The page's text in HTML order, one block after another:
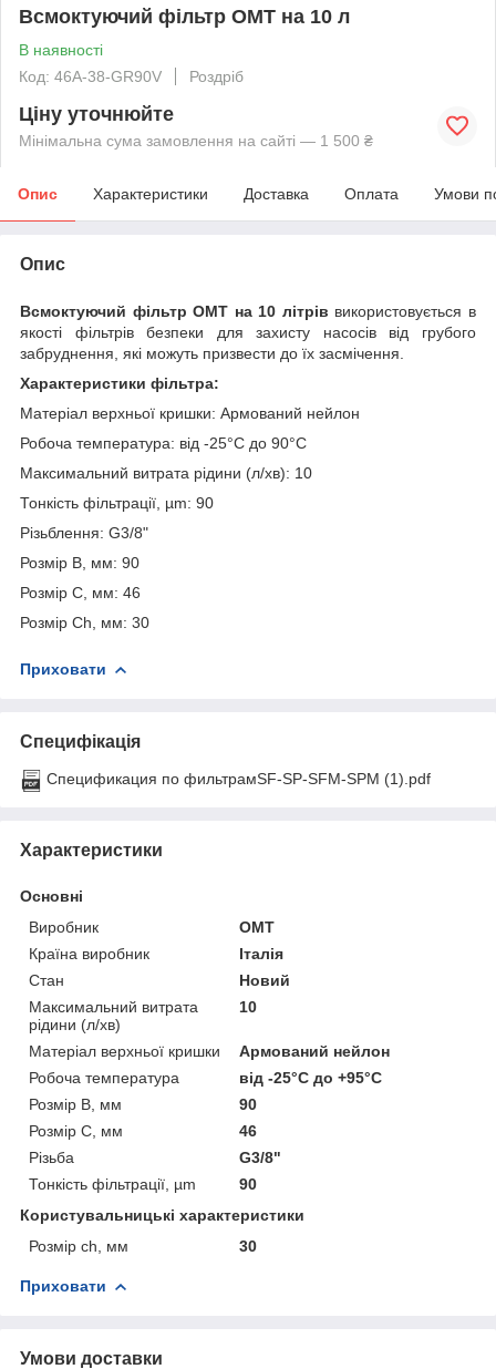
Всмоктуючий фільтр OMT на 10 л
В наявності
Код: 46A-38-GR90V
Роздріб
Ціну уточнюйте
Мінімальна сума замовлення на сайті — 1 500 ₴
Опис Характеристики Доставка Оплата Умови
Опис
Всмоктуючий фільтр OMT на 10 літрів використовується в
якості фільтрів безпеки для захисту насосів від грубого
забруднення, які можуть призвести до їх засмічення.
Характеристики фільтра:
Матеріал верхньої кришки: Армований нейлон
Робоча температура: від -25°C до 90°C
Максимальний витрата рідини (л/хв): 10
Тонкість фільтрації, µm: 90
Різьблення: G3/8"
Розмір B, мм: 90
Розмір C, мм: 46
Розмір Ch, мм: 30
Приховати
Специфікація
Спецификация по фильтрамSF-SP-SFM-SPM (1).pdf
Характеристики
Основні
Виробник
OMT
Країна виробник
Італія
Стан
Новий
Максимальний витрата
рідини (л/хв)
10
Матеріал верхньої кришки
Армований нейлон
Робоча температура
від -25°С до +95°С
Розмір B, мм
90
Розмір C, мм
46
Різьба
G3/8"
Тонкість фільтрації, µm
90
Користувальницькі характеристики
Розмір ch, мм
30
Приховати
Умови доставки